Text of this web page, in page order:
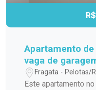
com excelente
valoriza
agende sua visita
oportunidade.
Apartamento
vaga de
Lucca I no
Fragata - Pelotas/
Este apartamento